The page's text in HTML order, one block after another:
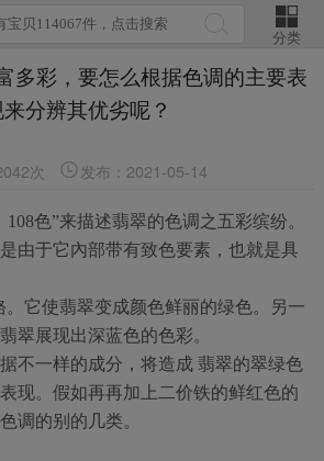
分类
多彩，要怎么根据色调的主要表
分辨其优劣呢？
次 发布：2021-05-14
108色”来描述翡翠的色调之五彩缤纷。
由于它內部带有致色要素，也就是具
。它使翡翠变成颜色鲜丽的绿色。另一
翠展现出深蓝色的色彩。
不一样的成分，将造成 翡翠的翠绿色
现。假如再再加上二价铁的鲜红色的
调的别的几类。